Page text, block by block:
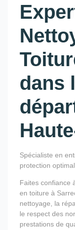
dans
Spécialiste en
protection
Faites confiance
en toiture à
nettoyage, la
le respect des
prestations de